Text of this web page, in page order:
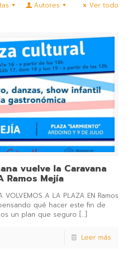
Autores Ver todo
vuelve la Caravana
Ramos Mejía
VOLVEMOS A LA PLAZA EN Ramos
qué hacer este fin de
un plan que seguro […]
Leer más